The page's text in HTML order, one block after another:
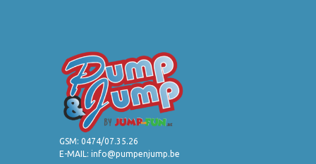
GSM: 0474/07.35.26
E-MAIL: info@pumpenjump.be